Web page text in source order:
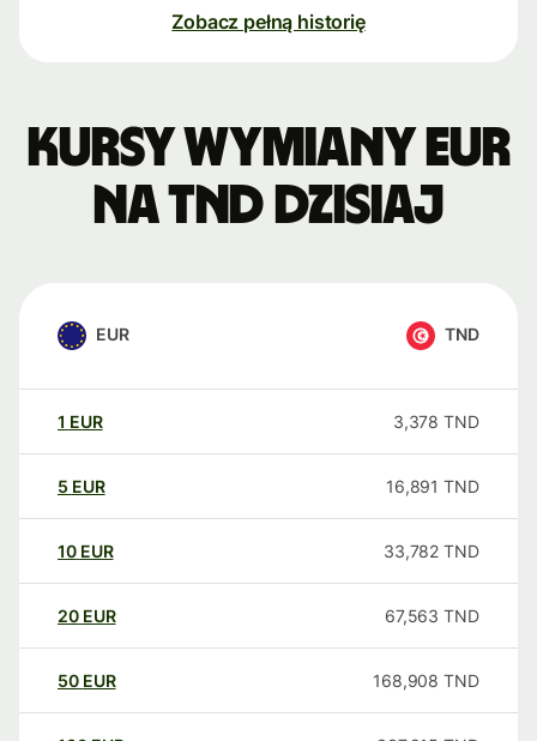
Zobacz pełną historię
Kursy wymiany EUR
na TND dzisiaj
EUR TND
1 EUR 3,378 TND
5 EUR 16,891 TND
10 EUR 33,782 TND
20 EUR 67,563 TND
50 EUR 168,908 TND